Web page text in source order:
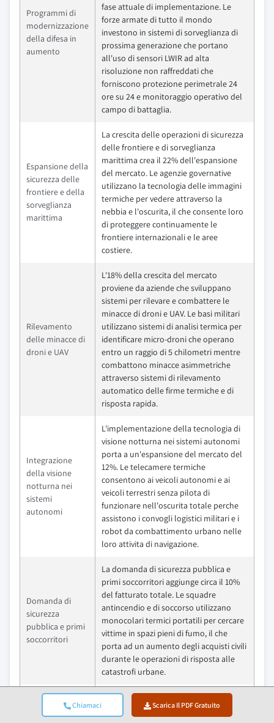
Chiamaci Scarica Il PDF Gratuito
Programmi di
modernizzazione
della difesa in
aumento
fase attuale di implementazione. Le
forze armate di tutto il mondo
investono in sistemi di sorveglianza di
prossima generazione che portano
all'uso di sensori LWIR ad alta
risoluzione non raffreddati che
forniscono protezione perimetrale 24
ore su 24 e monitoraggio operativo del
campo di battaglia.
Espansione della
sicurezza delle
frontiere e della
sorveglianza
marittima
La crescita delle operazioni di sicurezza
delle frontiere e di sorveglianza
marittima crea il 22% dell'espansione
del mercato. Le agenzie governative
utilizzano la tecnologia delle immagini
termiche per vedere attraverso la
nebbia e l'oscurita, il che consente loro
di proteggere continuamente le
frontiere internazionali e le aree
costiere.
Rilevamento
delle minacce di
droni e UAV
L'18% della crescita del mercato
proviene da aziende che sviluppano
sistemi per rilevare e combattere le
minacce di droni e UAV. Le basi militari
utilizzano sistemi di analisi termica per
identificare micro-droni che operano
entro un raggio di 5 chilometri mentre
combattono minacce asimmetriche
attraverso sistemi di rilevamento
automatico delle firme termiche e di
risposta rapida.
Integrazione
della visione
notturna nei
sistemi
autonomi
L'implementazione della tecnologia di
visione notturna nei sistemi autonomi
porta a un'espansione del mercato del
12%. Le telecamere termiche
consentono ai veicoli autonomi e ai
veicoli terrestri senza pilota di
funzionare nell'oscurita totale perche
assistono i convogli logistici militari e i
robot da combattimento urbano nelle
loro attivita di navigazione.
Domanda di
sicurezza
pubblica e primi
soccorritori
La domanda di sicurezza pubblica e
primi soccorritori aggiunge circa il 10%
del fatturato totale. Le squadre
antincendio e di soccorso utilizzano
monocolari termici portatili per cercare
vittime in spazi pieni di fumo, il che
porta ad un aumento degli acquisti civili
durante le operazioni di risposta alle
catastrofi urbane.
Trappole & Sfide Impatto